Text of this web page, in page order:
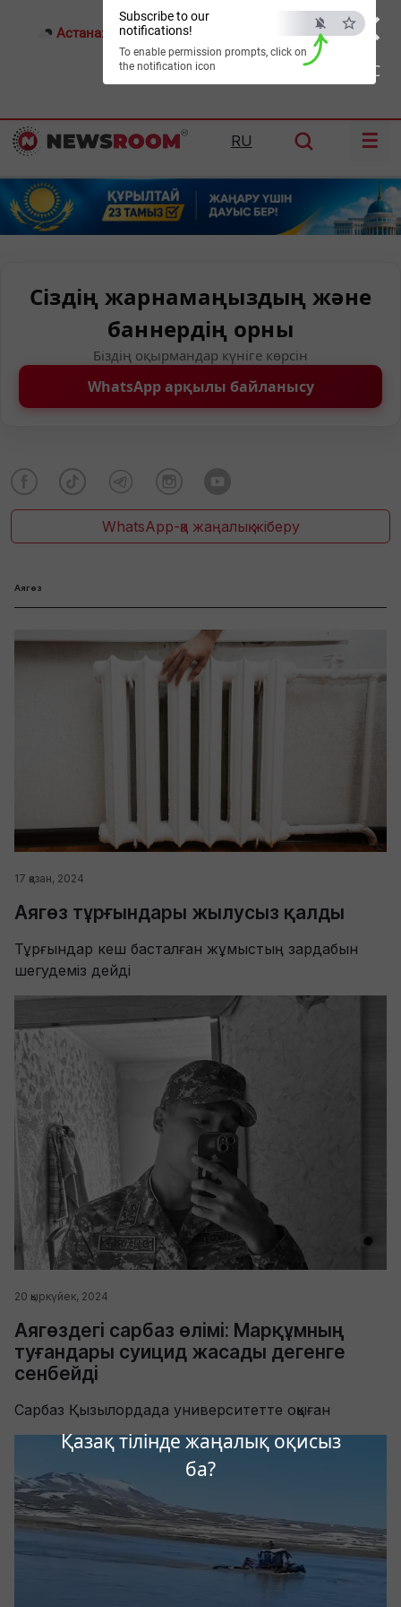
×
ESC
Қазақ тілінде жаңалық оқисыз
ба?
Subscribe to our
notifications!
To enable permission prompts, click on
the notification icon
Астана: 17°C Алматы: Шымкент:26°C
RU ☰
Сіздің жарнамаңыздың және
баннердің орны
Біздің оқырмандар күніге көрсін
WhatsApp арқылы байланысу
WhatsApp-қа жаңалық жіберу
Аягөз
17 қазан, 2024
Аягөз тұрғындары жылусыз қалды
Тұрғындар кеш басталған жұмыстың зардабын
шегудеміз дейді
20 қыркүйек, 2024
Аягөздегі сарбаз өлімі: Марқұмның
туғандары суицид жасады дегенге
сенбейді
Сарбаз Қызылордада университетте оқыған